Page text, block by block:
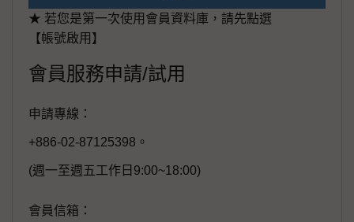
★ 若您是第一次使用會員資料庫，請先點選
【帳號啟用】
會員服務申請/試用
申請專線：
+886-02-87125398。
(週一至週五工作日9:00~18:00)
會員信箱：